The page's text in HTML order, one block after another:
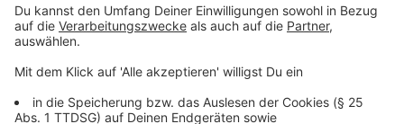
Erzieher
Leverkusen-Quettingen: Fixheider Brücke vorerst
wieder auf
Anzeige